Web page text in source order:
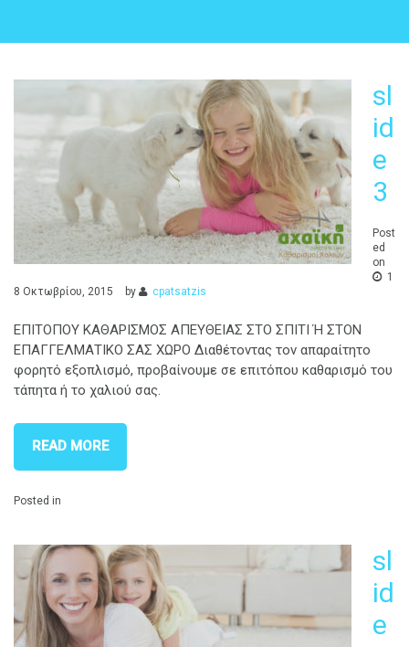
sl
id
e
3
Post
ed
on
1
8 Οκτωβρίου, 2015
by cpatsatzis
ΕΠΙΤΟΠΟΥ ΚΑΘΑΡΙΣΜΟΣ ΑΠΕΥΘΕΙΑΣ ΣΤΟ ΣΠΙΤΙ Ή ΣΤΟΝ
ΕΠΑΓΓΕΛΜΑΤΙΚΟ ΣΑΣ ΧΩΡΟ Διαθέτοντας τον απαραίτητο
φορητό εξοπλισμό, προβαίνουμε σε επιτόπου καθαρισμό του
τάπητα ή το χαλιού σας.
READ MORE
Posted in
sl
id
e